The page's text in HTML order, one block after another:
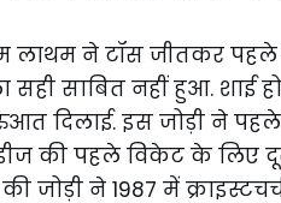
ने टॉस जीतकर पहले
साबित नहीं हुआ. शाई
दिलाई. इस जोड़ी ने
की पहले विकेट के लिए
जोड़ी ने 1987 में